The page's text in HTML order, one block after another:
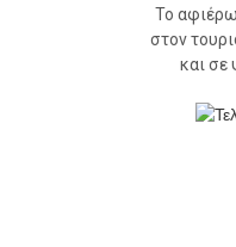
Το
στον
και σε